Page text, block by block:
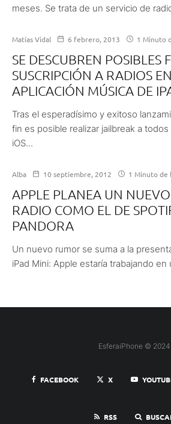
meses. Se trata de un servicio de
Matías Vidal 6 febrero, 2013 1 Minuto
SE DESCUBREN POSIBLES
SUSCRIPCIÓN A RADIOS
APLICACIÓN MÚSICA DE
Tras el esperadísimo y exitoso
fin es posible realizar jailbreak a
iOS...
Alba 10 septiembre, 2012 1 Minuto de
APPLE PLANEA UN
RADIO COMO EL DE
PANDORA
Un nuevo rumor se suma a la
iPad Mini: Apple estaría trabajando en
EsferaiPhone © 2024
FACEBOOK X
RSS